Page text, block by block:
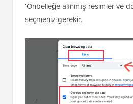
‘Önbelleğe alınmış resimler ve
seçmeniz gerekir.